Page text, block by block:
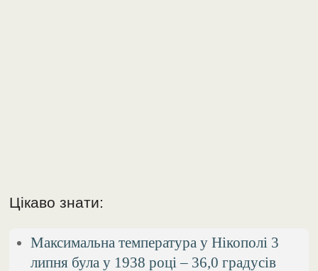
Цікаво знати:
Максимальна температура у Нікополі 3
липня була у 1938 році – 36,0 градусів